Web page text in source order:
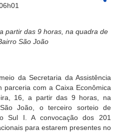
partir das 9 horas, na quadra de
São João
da Secretaria da Assistência
parceria com a Caixa Econômica
16, a partir das 9 horas, na
João, o terceiro sorteio de
Sul I. A convocação dos 201
para estarem presentes no